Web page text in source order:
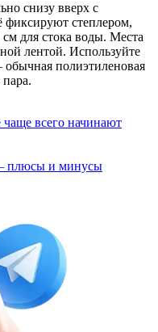
снизу вверх с
фиксируют степлером,
для стока воды. Места
лентой. Используйте
полиэтиленовая
чаще всего начинают
плюсы и минусы